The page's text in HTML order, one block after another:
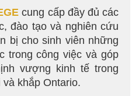
cung cấp đầy đủ các
đào tạo và nghiên cứu
bị cho sinh viên những
trong công việc và góp
vượng kinh tế trong
khắp Ontario.